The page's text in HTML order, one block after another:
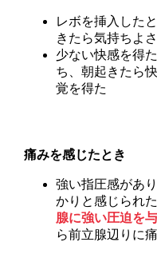
レボを挿入した
きたら気持ちよ
少ない快感を得
ち、朝起きたら
覚を得た
痛みを感じたとき
強い指圧感があ
かりと感じられた
腺に強い圧迫を
ら前立腺辺りに